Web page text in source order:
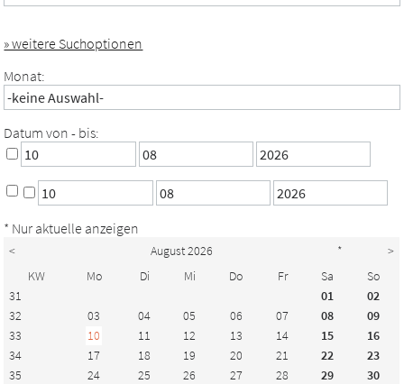
» weitere Suchoptionen
Monat:
Datum von - bis:
* Nur aktuelle anzeigen
< August 2026 *
>
KW
Mo Di Mi Do Fr Sa
So
31
01
02
32
03 04 05 06 07 08
09
33
10 11 12 13 14 15
16
34
17 18 19 20 21 22
23
35
24 25 26 27 28 29
30